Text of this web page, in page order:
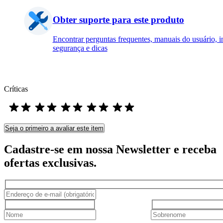
Obter suporte para este produto
Encontrar perguntas frequentes, manuais do usuário,
segurança e dicas
Críticas
Seja o primeiro a avaliar este item
Cadastre-se em nossa Newsletter e receba
ofertas exclusivas.